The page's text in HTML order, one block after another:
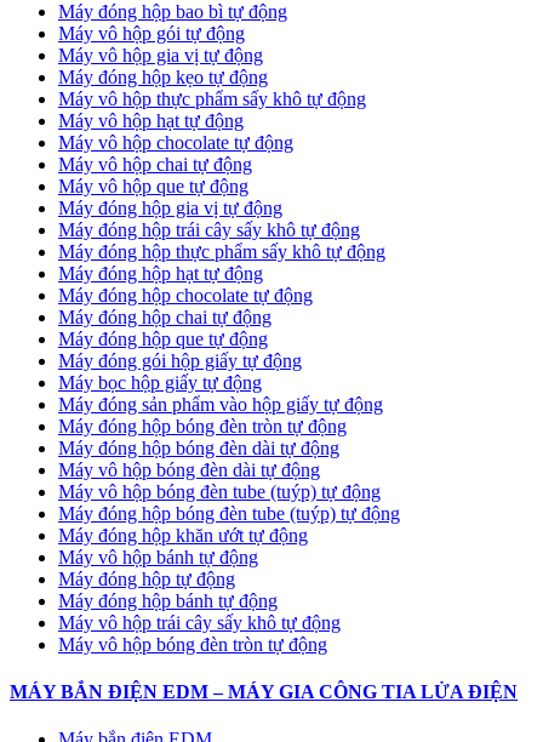
Máy đóng hộp bao bì tự động
Máy vô hộp gói tự động
Máy vô hộp gia vị tự động
Máy đóng hộp kẹo tự động
Máy vô hộp thực phẩm sấy khô tự động
Máy vô hộp hạt tự động
Máy vô hộp chocolate tự động
Máy vô hộp chai tự động
Máy vô hộp que tự động
Máy đóng hộp gia vị tự động
Máy đóng hộp trái cây sấy khô tự động
Máy đóng hộp thực phẩm sấy khô tự động
Máy đóng hộp hạt tự động
Máy đóng hộp chocolate tự động
Máy đóng hộp chai tự động
Máy đóng hộp que tự động
Máy đóng gói hộp giấy tự động
Máy bọc hộp giấy tự động
Máy đóng sản phẩm vào hộp giấy tự động
Máy đóng hộp bóng đèn tròn tự động
Máy đóng hộp bóng đèn dài tự động
Máy vô hộp bóng đèn dài tự động
Máy vô hộp bóng đèn tube (tuýp) tự động
Máy đóng hộp bóng đèn tube (tuýp) tự động
Máy đóng hộp khăn ướt tự động
Máy vô hộp bánh tự động
Máy đóng hộp tự động
Máy đóng hộp bánh tự động
Máy vô hộp trái cây sấy khô tự động
Máy vô hộp bóng đèn tròn tự động
MÁY BẮN ĐIỆN EDM – MÁY GIA CÔNG TIA LỬA ĐIỆN